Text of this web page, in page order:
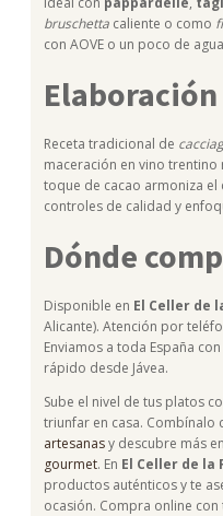
bruschetta caliente o como
con AOVE o un poco de
Receta tradicional de
maceración en vino trentino
toque de cacao armoniza el
controles de calidad y
Dónde
Disponible en El Celler de
Alicante). Atención por
Enviamos a toda España
rápido desde Jávea.
Sube el nivel de tus platos
triunfar en casa. Combínalo
artesanasy descubre más
gourmet. En El Celler de la
productos auténticos y te
ocasión. Compra online